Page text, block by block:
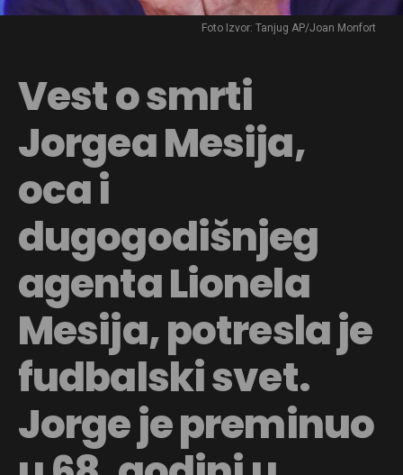
Foto Izvor: Tanjug AP/Joan Monfort
Vest o smrti
Jorgea Mesija,
oca i
dugogodišnjeg
agenta Lionela
Mesija, potresla je
fudbalski svet.
Jorge je preminuo